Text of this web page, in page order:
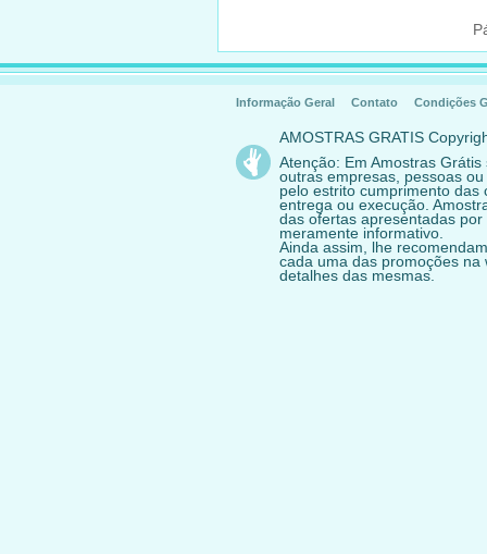
Informação Geral Contato Condições
AMOSTRAS GRATIS
Atenção: Em Amostras
outras empresas, pessoas
pelo estrito cumprimento
entrega ou execução.
das ofertas apresentadas
meramente informativo.
Ainda assim, lhe
cada uma das promoções
detalhes das mesmas.